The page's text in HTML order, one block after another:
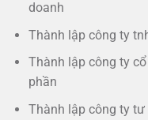
doanh
Thành lập công ty
Thành lập công ty cổ
phần
Thành lập công ty tư